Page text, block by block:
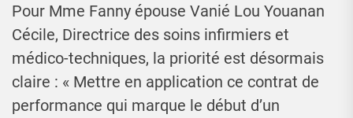
Pour Mme Fanny épouse Vanié Lou Youanan
Cécile, Directrice des soins infirmiers et
médico-techniques, la priorité est désormais
claire : « Mettre en application ce contrat de
performance qui marque le début d’un